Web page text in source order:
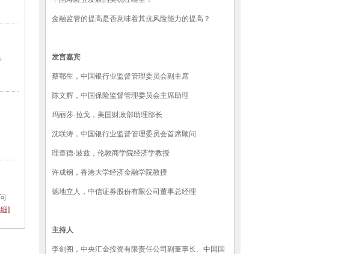
]
金融监管的提高是否意味着其抗风险能力的提高？
发言嘉宾
蔡鄂生，中国银行业监督管理委员会副主席
陈文辉，中国保险监督管理委员会主席助理
玛丽莎·拉戈，美国财政部助理部长
沈联涛，中国银行业监督管理委员会首席顾问
理查德·波兹，伦敦商学院经济学教授
许成钢，香港大学经济金融学院教授
德地立人，中信证券股份有限公司董事总经理
主持人
李剑阁，中央汇金投资有限责任公司副董事长、中国国